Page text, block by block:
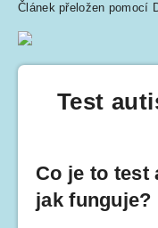
Článek přeložen pomocí
Test
Co je to test
jak funguje?